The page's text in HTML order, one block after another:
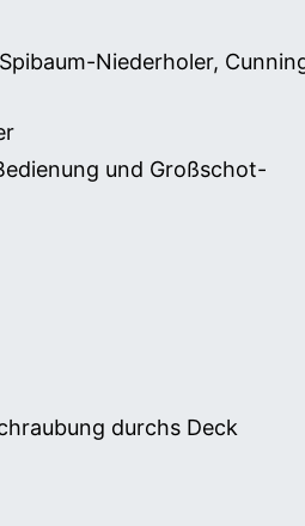
Niederholer,
und Großschot-
durchs Deck